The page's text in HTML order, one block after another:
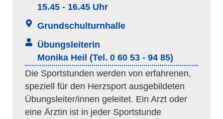
15.45 - 16.45 Uhr
Grundschulturnhalle
Übungsleiterin
Monika Heil (Tel. 0 60 53 - 94 85)
Die Sportstunden werden von erfahrenen,
speziell für den Herzsport ausgebildeten
Übungsleiter/innen geleitet. Ein Arzt oder
eine Ärztin ist in jeder Sportstunde